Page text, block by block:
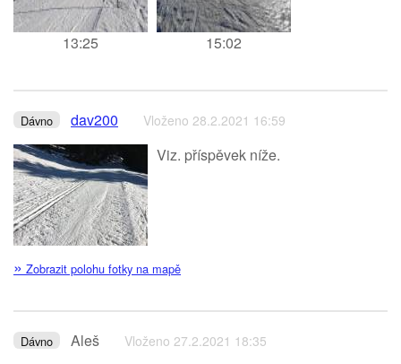
13:25 15:02
Dávno dav200 Vloženo 28.2.2021 16:59
Viz. příspěvek níže.
» Zobrazit polohu fotky na mapě
Dávno Aleš Vloženo 27.2.2021 18:35